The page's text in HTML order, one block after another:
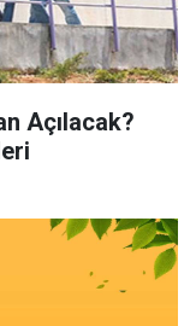
Açılacak?